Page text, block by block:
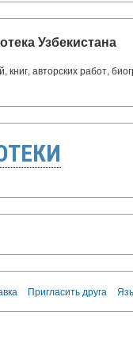
Узбекистана
книг, авторских работ,
Пригласить друга